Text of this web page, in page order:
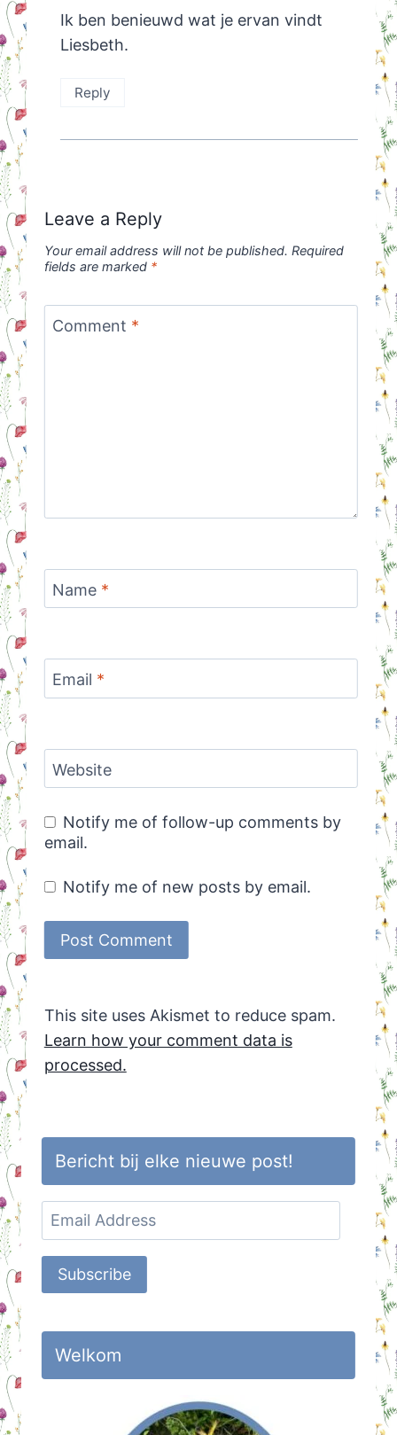
Ik ben benieuwd wat je ervan vindt
Liesbeth.
Reply
Leave a Reply
Your email address will not be published. Required
fields are marked *
Comment *
Name *
Email *
Website
Notify me of follow-up comments by
email.
Notify me of new posts by email.
This site uses Akismet to reduce spam.
Learn how your comment data is
processed.
Bericht bij elke nieuwe post!
Email
Address
Subscribe
Welkom